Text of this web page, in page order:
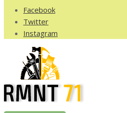
Facebook
Twitter
Instagram